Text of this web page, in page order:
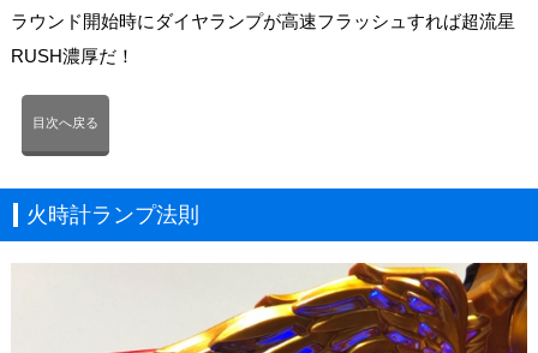
ラウンド開始時にダイヤランプが高速フラッシュすれば超流星
RUSH濃厚だ！
目次へ戻る
火時計ランプ法則